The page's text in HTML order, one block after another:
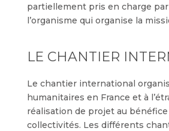
partiellement pris en charge par
l’organisme qui organise la
LE CHANTIER
Le chantier international
humanitaires en France et à
réalisation de projet au bénéfice
collectivités. Les différents